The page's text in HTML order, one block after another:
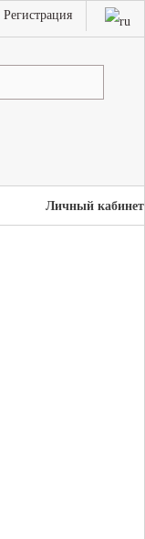
Регистрация
Личный кабинет